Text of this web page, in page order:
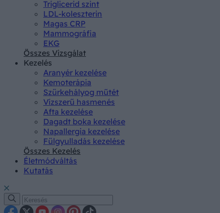
Triglicerid szint
LDL-koleszterin
Magas CRP
Mammográfia
EKG
Összes Vizsgálat
Kezelés
Aranyér kezelése
Kemoterápia
Szürkehályog műtét
Vízszerű hasmenés
Afta kezelése
Dagadt boka kezelése
Napallergia kezelése
Fülgyulladás kezelése
Összes Kezelés
Életmódváltás
Kutatás